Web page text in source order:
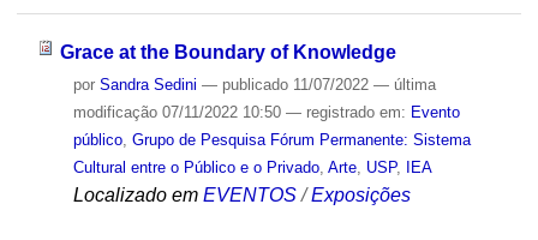
Grace at the Boundary of Knowledge
por Sandra Sedini — publicado11/07/2022 — última
modificação07/11/2022 10:50 — registrado em: Evento
público, Grupo de Pesquisa Fórum Permanente: Sistema
Cultural entre o Público e o Privado, Arte, USP, IEA
Localizado em EVENTOS /Exposições